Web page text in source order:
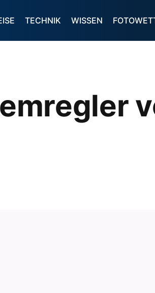
TECHNIK WISSEN